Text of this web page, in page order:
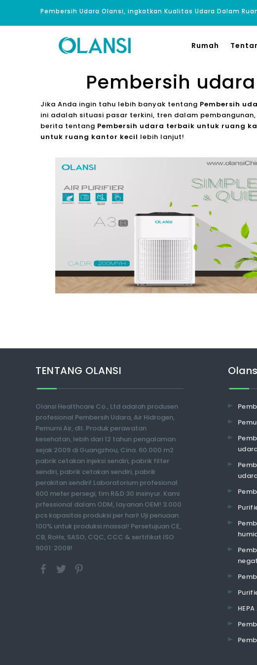
Pembersih Udara Olansi, ingkatkan Kualitas Udara Dalam
Rumah
Pembersih
Jika Anda ingin tahu lebih banyak tentang Pembersih
ini adalah situasi pasar terkini, tren dalam
berita tentang Pembersih udara terbaik untuk ruang
untuk ruang kantor kecil lebih lanjut!
TENTANG OLANSI
Olansi Healthcare Co., Ltd adalah produsen
profesional Pembersih Udara, Air Hidrogen,
Pemurni Air, dll. Produk perawatan
kesehatan, lebih dari 12 tahun pengalaman
sejak 2009 di Guangzhou, Cina. 60.000 m2
pabrik cetakan injeksi sendiri, pabrik filter
sendiri, pabrik cetakan sendiri, pabrik
perakitan sendiri! Laboratorium profesional
600 meter persegi, tim R&D 30 insinyur. Kami
prfessional dalam ODM, layanan OEM! 3.000
pcs kapasitas produksi per hari! Uji penuaan
100% untuk produksi massal! Persetujuan CE,
CB, RoHs, SASO, CQC, CCC & sertifikat ISO
9001: 2008!